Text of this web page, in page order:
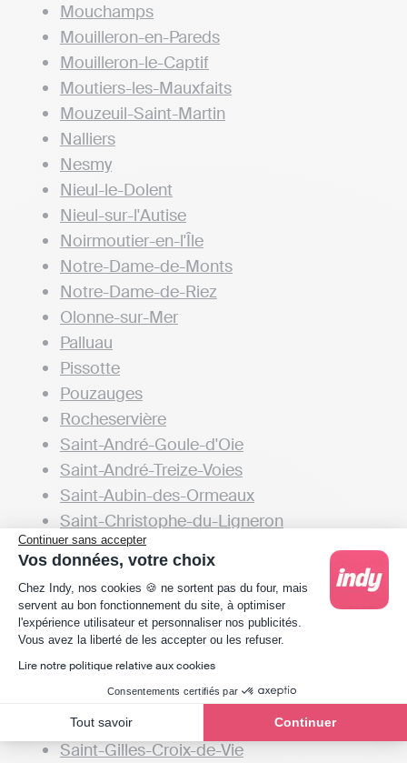
Continuer sans accepter
Vos données, votre choix
Plateforme de Gestion du Consentement :
Chez Indy, nos cookies 🍪 ne sortent pas du four, mais
servent au bon fonctionnement du site, à optimiser
l'expérience utilisateur et personnaliser nos publicités.
Vous avez la liberté de les accepter ou les refuser.
Lire notre politique relative aux cookies
Consentements certifiés par
Tout savoir Continuer
Axeptio consent
Mouchamps
Mouilleron-en-Pareds
Mouilleron-le-Captif
Moutiers-les-Mauxfaits
Mouzeuil-Saint-Martin
Nalliers
Nesmy
Nieul-le-Dolent
Nieul-sur-l'Autise
Noirmoutier-en-l'Île
Notre-Dame-de-Monts
Notre-Dame-de-Riez
Olonne-sur-Mer
Palluau
Pissotte
Pouzauges
Rocheservière
Saint-André-Goule-d'Oie
Saint-André-Treize-Voies
Saint-Aubin-des-Ormeaux
Saint-Christophe-du-Ligneron
Saint-Denis-la-Chevasse
Saint-Étienne-du-Bois
Saint-Florent-des-Bois
Saint-Fulgent
Saint-Georges-de-Montaigu
Saint-Georges-de-Pointindoux
Saint-Germain-de-Prinçay
Saint-Gervais
Saint-Gilles-Croix-de-Vie